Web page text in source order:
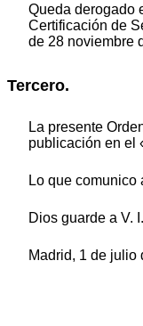
Queda derogado
Certificación de
de 28 noviembre
Tercero.
La presente
publicación en el
Lo que comunico
Dios guarde a V.
Madrid, 1 de julio